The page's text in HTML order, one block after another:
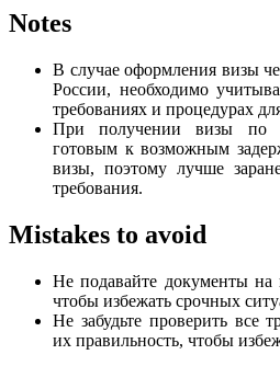
Notes
В случае оформления визы
России, необходимо
требованиях и процедурах
При получении визы по
готовым к возможным
визы, поэтому лучше
требования.
Mistakes to avoid
Не подавайте документы на
чтобы избежать срочных
Не забудьте проверить все
их правильность, чтобы